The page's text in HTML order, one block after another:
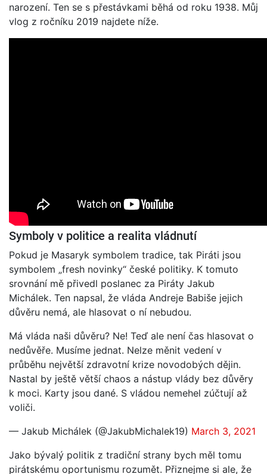
narození. Ten se s přestávkami běhá od roku 1938. Můj
vlog z ročníku 2019 najdete níže.
Symboly v politice a realita vládnutí
Pokud je Masaryk symbolem tradice, tak Piráti jsou
symbolem „fresh novinky“ české politiky. K tomuto
srovnání mě přivedl poslanec za Piráty Jakub
Michálek. Ten napsal, že vláda Andreje Babiše jejich
důvěru nemá, ale hlasovat o ní nebudou.
Má vláda naši důvěru? Ne! Teď ale není čas hlasovat o
nedůvěře. Musíme jednat. Nelze měnit vedení v
průběhu největší zdravotní krize novodobých dějin.
Nastal by ještě větší chaos a nástup vlády bez důvěry
k moci. Karty jsou dané. S vládou nemehel zúčtují až
voliči.
— Jakub Michálek (@JakubMichalek19) March 3, 2021
Jako bývalý politik z tradiční strany bych měl tomu
pirátskému oportunismu rozumět. Přiznejme si ale, že